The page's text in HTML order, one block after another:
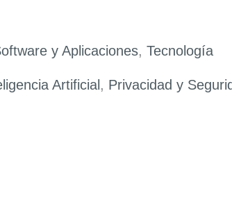
y Aplicaciones, Tecnología
Artificial , Privacidad y